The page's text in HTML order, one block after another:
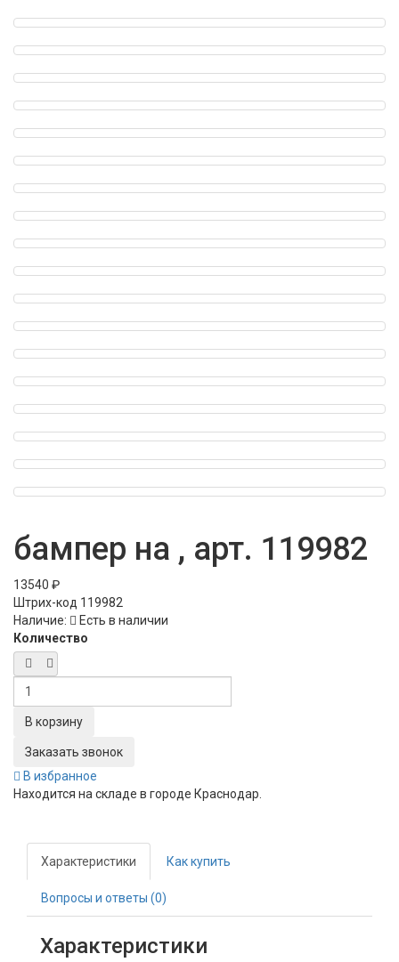
бампер на , арт. 119982
13540 ₽
Штрих-код 119982
Наличие:
Есть в наличии
Количество
Заказать звонок
В избранное
Находится на складе в городе Краснодар
Характеристики Как купить
Вопросы и ответы (0)
Характеристики